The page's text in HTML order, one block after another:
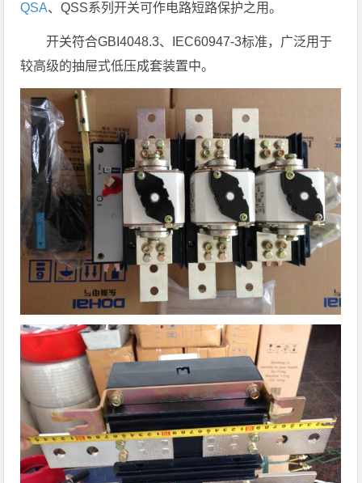
QSA、QSS系列开关可作电路短路保护之用。
开关符合GBI4048.3、IEC60947-3标准，广泛用于
较高级的抽屉式低压成套装置中。